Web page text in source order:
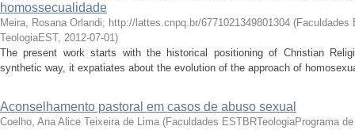
homossecualidade
Meira, Rosana Orlandi; http://lattes.cnpq.br/6771021349801304 (Faculdades
TeologiaEST, 2012-07-01)
The present work starts with the historical positioning of Christian
synthetic way, it expatiates about the evolution of the approach of
Aconselhamento pastoral em casos de abuso sexual
Coelho, Ana Alice Teixeira de Lima (Faculdades ESTBRTeologiaPrograma